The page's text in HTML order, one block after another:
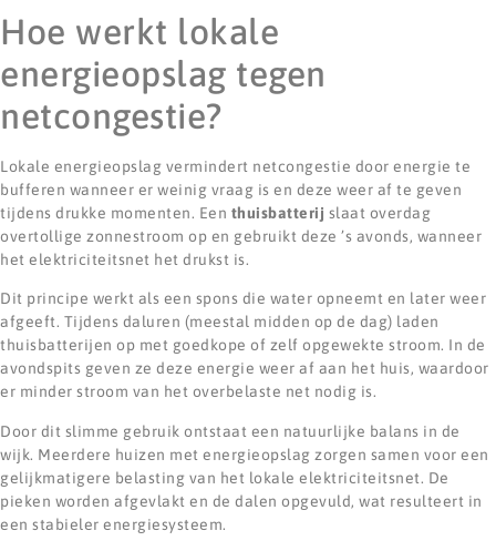
Hoe werkt lokale
energieopslag tegen
netcongestie?
Lokale energieopslag vermindert netcongestie door energie te
bufferen wanneer er weinig vraag is en deze weer af te geven
tijdens drukke momenten. Een thuisbatterij slaat overdag
overtollige zonnestroom op en gebruikt deze ’s avonds, wanneer
het elektriciteitsnet het drukst is.
Dit principe werkt als een spons die water opneemt en later weer
afgeeft. Tijdens daluren (meestal midden op de dag) laden
thuisbatterijen op met goedkope of zelf opgewekte stroom. In de
avondspits geven ze deze energie weer af aan het huis, waardoor
er minder stroom van het overbelaste net nodig is.
Door dit slimme gebruik ontstaat een natuurlijke balans in de
wijk. Meerdere huizen met energieopslag zorgen samen voor een
gelijkmatigere belasting van het lokale elektriciteitsnet. De
pieken worden afgevlakt en de dalen opgevuld, wat resulteert in
een stabieler energiesysteem.